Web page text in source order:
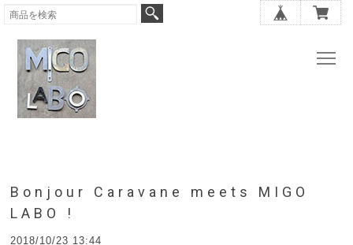
Bonjour Caravane meets MIGO
LABO !
2018/10/23 13:44